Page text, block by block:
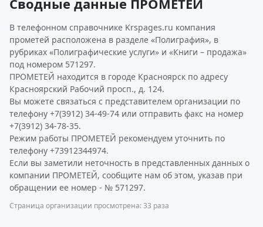
Сводные данные ПРОМЕТЕЙ
В телефонном справочнике Krspages.ru компания
прометей расположена в разделе «Полиграфия», в
рубриках «Полиграфические услуги» и «Книги – продажа»
под номером 571297.
ПРОМЕТЕЙ находится в городе Красноярск по адресу
Красноярский Рабочий просп., д. 124.
Вы можете связаться с представителем организации по
телефону +7(3912) 34-49-74 или отправить факс на номер
+7(3912) 34-78-35.
Режим работы ПРОМЕТЕЙ рекомендуем уточнить по
телефону +73912344974.
Если вы заметили неточность в представленных данных о
компании ПРОМЕТЕЙ, сообщите нам об этом, указав при
обращении ее номер - № 571297.
Страница организации просмотрена: 33 раза